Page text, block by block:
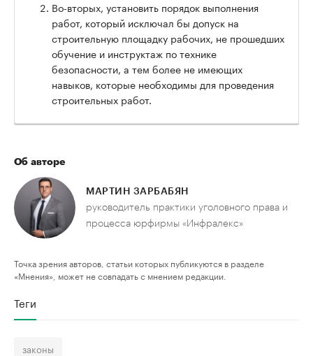
Во-вторых, установить порядок выполнения
работ, который исключал бы допуск на
строительную площадку рабочих, не прошедших
обучение и инструктаж по технике
безопасности, а тем более не имеющих
навыков, которые необходимы для проведения
строительных работ.
Об авторе
МАРТИН ЗАРБАБЯН
руководитель практики уголовного права и
процесса юрфирмы «Инфралекс»
Точка зрения авторов, статьи которых публикуются в разделе
«Мнения», может не совпадать с мнением редакции.
Теги
законы